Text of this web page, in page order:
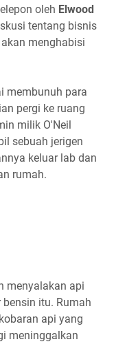
oleh Elwood
tentang bisnis
menghabisi
membunuh para
pergi ke ruang
milik O'Neil
sebuah jerigen
keluar lab dan
rumah.
menyalakan api
itu. Rumah
api yang
meninggalkan